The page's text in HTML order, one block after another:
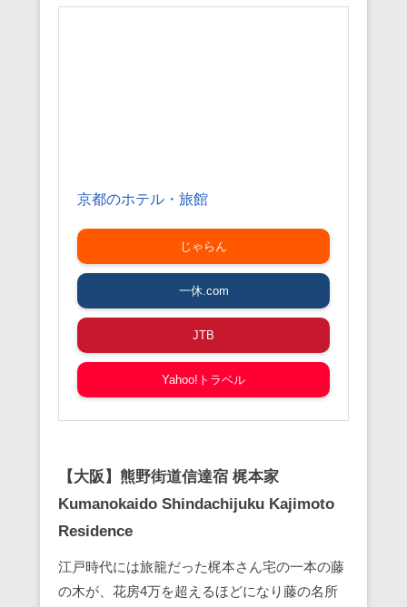
京都のホテル・旅館
じゃらん
一休.com
JTB
Yahoo!トラベル
【大阪】熊野街道信達宿 梶本家
Kumanokaido Shindachijuku Kajimoto
Residence
江戸時代には旅籠だった梶本さん宅の一本の藤
の木が、花房4万を超えるほどになり藤の名所